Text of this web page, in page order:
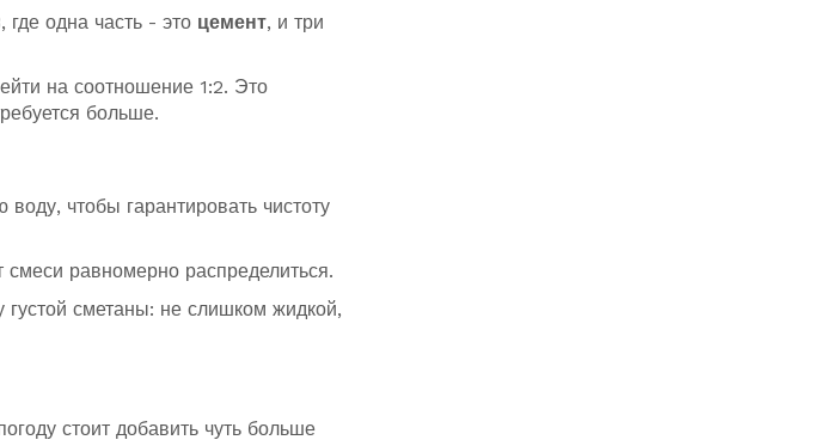
одна часть - это цемент, и три
на соотношение 1:2. Это
больше.
воду, чтобы гарантировать чистоту
смеси равномерно распределиться.
сметаны: не слишком жидкой,
стоит добавить чуть больше